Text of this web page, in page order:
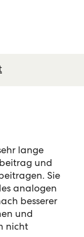
lange
und
Sie
analogen
besserer
und
nicht